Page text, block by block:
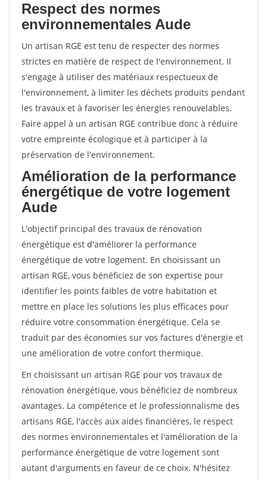
Respect des normes
environnementales Aude
Un artisan RGE est tenu de respecter des normes
strictes en matière de respect de l'environnement. Il
s'engage à utiliser des matériaux respectueux de
l'environnement, à limiter les déchets produits pendant
les travaux et à favoriser les énergies renouvelables.
Faire appel à un artisan RGE contribue donc à réduire
votre empreinte écologique et à participer à la
préservation de l'environnement.
Amélioration de la performance
énergétique de votre logement
Aude
L'objectif principal des travaux de rénovation
énergétique est d'améliorer la performance
énergétique de votre logement. En choisissant un
artisan RGE, vous bénéficiez de son expertise pour
identifier les points faibles de votre habitation et
mettre en place les solutions les plus efficaces pour
réduire votre consommation énergétique. Cela se
traduit par des économies sur vos factures d'énergie et
une amélioration de votre confort thermique.
En choisissant un artisan RGE pour vos travaux de
rénovation énergétique, vous bénéficiez de nombreux
avantages. La compétence et le professionnalisme des
artisans RGE, l'accès aux aides financières, le respect
des normes environnementales et l'amélioration de la
performance énergétique de votre logement sont
autant d'arguments en faveur de ce choix. N'hésitez